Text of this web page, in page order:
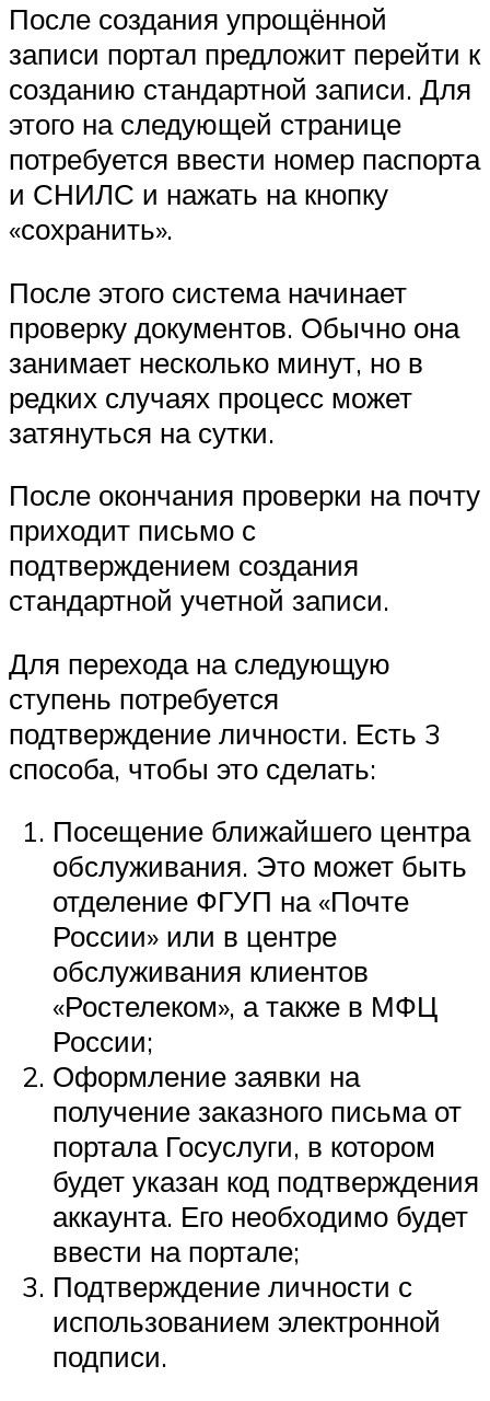
После создания упрощённой
записи портал предложит перейти к
созданию стандартной записи. Для
этого на следующей странице
потребуется ввести номер паспорта
и СНИЛС и нажать на кнопку
«сохранить».
После этого система начинает
проверку документов. Обычно она
занимает несколько минут, но в
редких случаях процесс может
затянуться на сутки.
После окончания проверки на почту
приходит письмо с
подтверждением создания
стандартной учетной записи.
Для перехода на следующую
ступень потребуется
подтверждение личности. Есть 3
способа, чтобы это сделать:
Посещение ближайшего центра
обслуживания. Это может быть
отделение ФГУП на «Почте
России» или в центре
обслуживания клиентов
«Ростелеком», а также в МФЦ
России;
Оформление заявки на
получение заказного письма от
портала Госуслуги, в котором
будет указан код подтверждения
аккаунта. Его необходимо будет
ввести на портале;
Подтверждение личности с
использованием электронной
подписи.